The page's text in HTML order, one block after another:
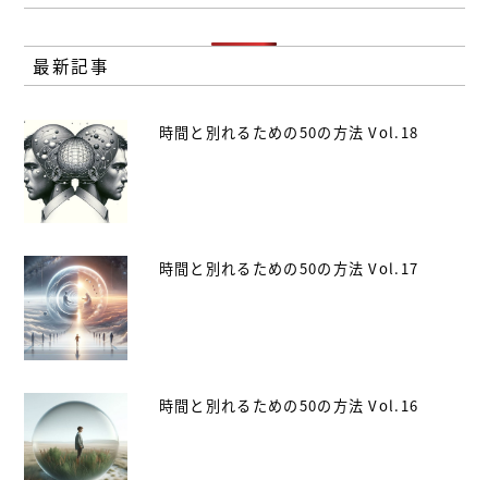
最新記事
時間と別れるための50の方法 Vol.18
時間と別れるための50の方法 Vol.17
時間と別れるための50の方法 Vol.16